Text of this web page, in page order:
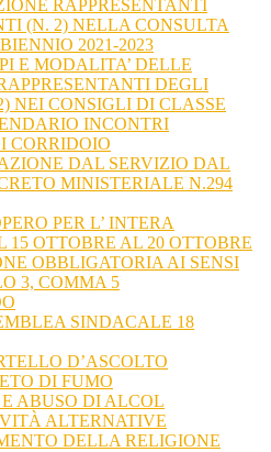
RAPPRESENTANTI
(N. 2) NELLA CONSULTA
2021-2023
E MODALITA’ DELLE
DEGLI
NEI CONSIGLI DI CLASSE
INCONTRI
CORRIDOIO
DAL SERVIZIO DAL
MINISTERIALE N.294
PER L’ INTERA
15 OTTOBRE AL 20 OTTOBRE
OBBLIGATORIA AI SENSI
3, COMMA 5
SINDACALE 18
D’ASCOLTO
DI FUMO
E ABUSO DI ALCOL
ALTERNATIVE
DELLA RELIGIONE